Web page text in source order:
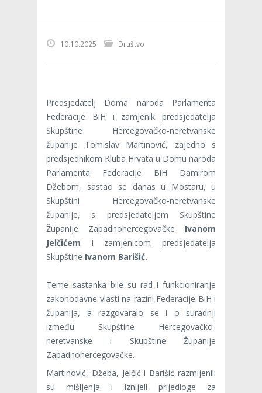
10.10.2025 Društvo
Predsjedatelj Doma naroda Parlamenta
Federacije BiH i zamjenik predsjedatelja
Skupštine Hercegovačko-neretvanske
županije Tomislav Martinović, zajedno s
predsjednikom Kluba Hrvata u Domu naroda
Parlamenta Federacije BiH Damirom
Džebom, sastao se danas u Mostaru, u
Skupštini Hercegovačko-neretvanske
županije, s predsjedateljem Skupštine
Županije Zapadnohercegovačke Ivanom
Jelčićem i zamjenicom predsjedatelja
Skupštine Ivanom Barišić.
Teme sastanka bile su rad i funkcioniranje
zakonodavne vlasti na razini Federacije BiH i
županija, a razgovaralo se i o suradnji
između Skupštine Hercegovačko-
neretvanske i Skupštine Županije
Zapadnohercegovačke.
Martinović, Džeba, Jelčić i Barišić razmijenili
su mišljenja i iznijeli prijedloge za